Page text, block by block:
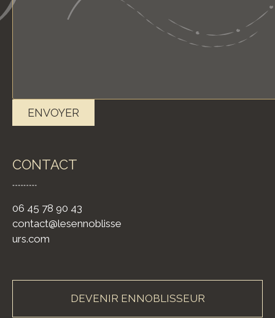
CONTACT
06 45 78 90 43
contact@lesennoblisse
urs.com
DEVENIR ENNOBLISSEUR